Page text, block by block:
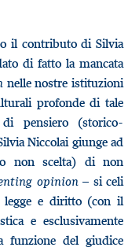
il contributo di Silvia
di fatto la mancata
nelle nostre istituzioni
profonde di tale
pensiero (storico-
Niccolai giunge ad
non scelta) di non
opinion– si celi
legge e diritto (con il
e esclusivamente
funzione del giudice